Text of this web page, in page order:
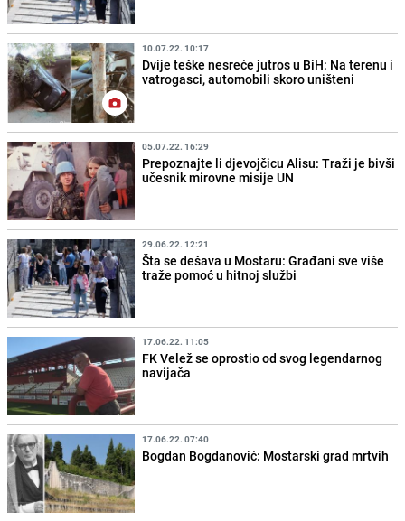
10.07.22. 10:17
Dvije teške nesreće jutros u BiH: Na terenu i
vatrogasci, automobili skoro uništeni
05.07.22. 16:29
Prepoznajte li djevojčicu Alisu: Traži je bivši
učesnik mirovne misije UN
29.06.22. 12:21
Šta se dešava u Mostaru: Građani sve više
traže pomoć u hitnoj službi
17.06.22. 11:05
FK Velež se oprostio od svog legendarnog
navijača
17.06.22. 07:40
Bogdan Bogdanović: Mostarski grad mrtvih